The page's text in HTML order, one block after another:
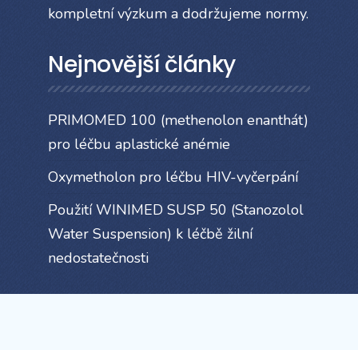
kompletní výzkum a dodržujeme normy.
Nejnovější články
PRIMOMED 100 (methenolon enanthát)
pro léčbu aplastické anémie
Oxymetholon pro léčbu HIV-vyčerpání
Použití WINIMED SUSP 50 (Stanozolol
Water Suspension) k léčbě žilní
nedostatečnosti